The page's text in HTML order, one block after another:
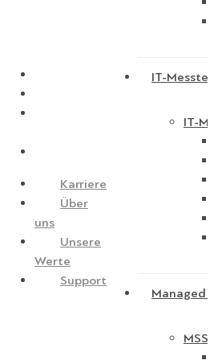
Karriere
Über
uns
Unsere
Werte
Support
IT-
IT-
Managed